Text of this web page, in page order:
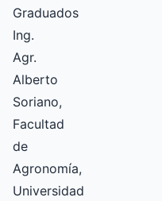
Graduados
Ing.
Agr.
Alberto
Soriano,
Facultad
de
Agronomía,
Universidad